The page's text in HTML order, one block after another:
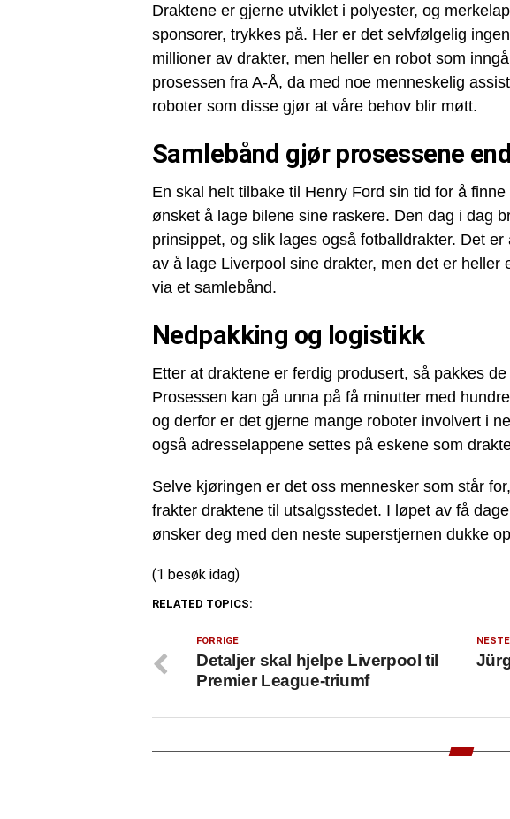
Draktene er gjerne utviklet i polyester, og
sponsorer, trykkes på. Her er det selvfølgelig
millioner av drakter, men heller en robot som
prosessen fra A-Å, da med noe menneskelig
roboter som disse gjør at våre behov blir møtt.
Samlebånd gjør prosessene
En skal helt tilbake til Henry Ford sin tid for å
ønsket å lage bilene sine raskere. Den dag i dag
prinsippet, og slik lages også fotballdrakter. Det
av å lage Liverpool sine drakter, men det er heller
via et samlebånd.
Nedpakking og logistikk
Etter at draktene er ferdig produsert, så pakkes
Prosessen kan gå unna på få minutter med
og derfor er det gjerne mange roboter involvert i
også adresselappene settes på eskene som
Selve kjøringen er det oss mennesker som står
frakter draktene til utsalgsstedet. I løpet av få
ønsker deg med den neste superstjernen dukke
(1 besøk idag)
RELATED TOPICS:
NESTE
FORRIGE
Detaljer skal hjelpe Liverpool til
Premier League-triumf